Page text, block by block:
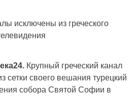
Крупный греческий канал
сетки своего вешания турецкий
собора Святой Софии в